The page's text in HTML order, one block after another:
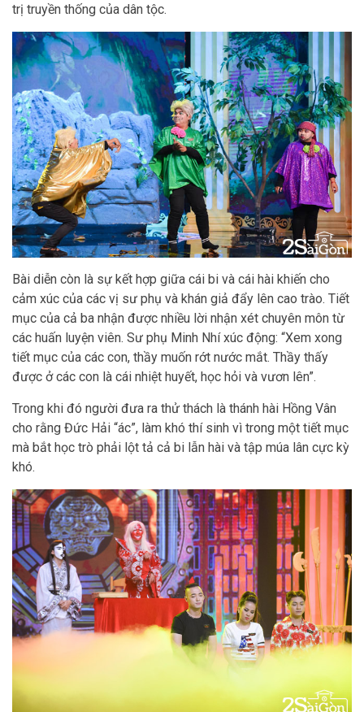
trị truyền thống của dân tộc.
Bài diễn còn là sự kết hợp giữa cái bi và cái hài khiến cho
cảm xúc của các vị sư phụ và khán giả đẩy lên cao trào. Tiết
mục của cả ba nhận được nhiều lời nhận xét chuyên môn từ
các huấn luyện viên. Sư phụ Minh Nhí xúc động: “Xem xong
tiết mục của các con, thầy muốn rớt nước mắt. Thầy thấy
được ở các con là cái nhiệt huyết, học hỏi và vươn lên”.
Trong khi đó người đưa ra thử thách là thánh hài Hồng Vân
cho rằng Đức Hải “ác”, làm khó thí sinh vì trong một tiết mục
mà bắt học trò phải lột tả cả bi lẫn hài và tập múa lân cực kỳ
khó.